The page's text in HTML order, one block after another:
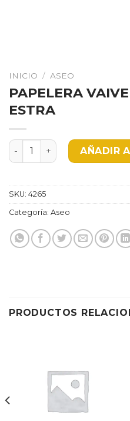
INICIO / ASEO
PAPELERA
ESTRA
PAPELERA VAIVEN 53LTS
AÑADIR
SKU: 4265
Categoría: Aseo
PRODUCTOS